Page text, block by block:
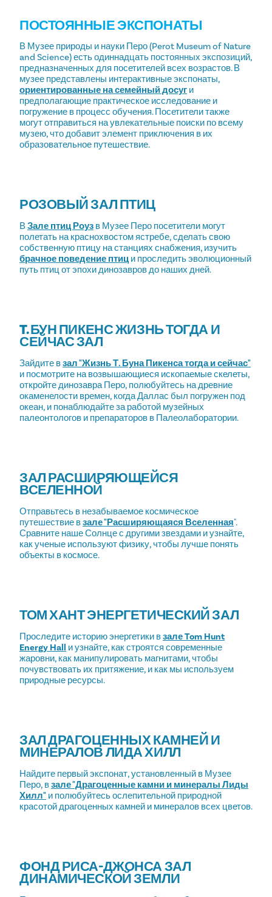
ПОСТОЯННЫЕ ЭКСПОНАТЫ
В Музее природы и науки Перо (Perot Museum of Nature
and Science) есть одиннадцать постоянных экспозиций,
предназначенных для посетителей всех возрастов. В
музее представлены интерактивные экспонаты,
ориентированные на семейный досуг и
предполагающие практическое исследование и
погружение в процесс обучения. Посетители также
могут отправиться на увлекательные поиски по всему
музею, что добавит элемент приключения в их
образовательное путешествие.
РОЗОВЫЙ ЗАЛ ПТИЦ
ВЗале птиц Роуз в Музее Перо посетители могут
полетать на краснохвостом ястребе, сделать свою
собственную птицу на станциях снабжения, изучить
брачное поведение птиц и проследить эволюционный
путь птиц от эпохи динозавров до наших дней.
T. БУН ПИКЕНС ЖИЗНЬ ТОГДА И
СЕЙЧАС ЗАЛ
Зайдите взал "Жизнь Т. Буна Пикенса тогда и сейчас"
и посмотрите на возвышающиеся ископаемые скелеты,
откройте динозавра Перо, полюбуйтесь на древние
окаменелости времен, когда Даллас был погружен под
океан, и понаблюдайте за работой музейных
палеонтологов и препараторов в Палеолаборатории.
ЗАЛ РАСШИРЯЮЩЕЙСЯ
ВСЕЛЕННОЙ
Отправьтесь в незабываемое космическое
путешествие взале "Расширяющаяся Вселенная".
Сравните наше Солнце с другими звездами и узнайте,
как ученые используют физику, чтобы лучше понять
объекты в космосе.
ТОМ ХАНТ ЭНЕРГЕТИЧЕСКИЙ ЗАЛ
Проследите историю энергетики взале Tom Hunt
Energy Hall и узнайте, как строятся современные
жаровни, как манипулировать магнитами, чтобы
почувствовать их притяжение, и как мы используем
природные ресурсы.
ЗАЛ ДРАГОЦЕННЫХ КАМНЕЙ И
МИНЕРАЛОВ ЛИДА ХИЛЛ
Найдите первый экспонат, установленный в Музее
Перо, взале "Драгоценные камни и минералы Лиды
Хилл" и полюбуйтесь ослепительной природной
красотой драгоценных камней и минералов всех цветов.
ФОНД РИСА-ДЖОНСА ЗАЛ
ДИНАМИЧЕСКОЙ ЗЕМЛИ